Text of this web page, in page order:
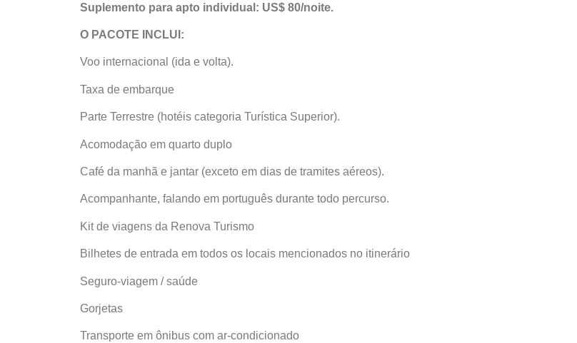
Suplemento para apto individual: US$ 80/noite.
O PACOTE INCLUI:
Voo internacional (ida e volta).
Taxa de embarque
Parte Terrestre (hotéis categoria Turística Superior).
Acomodação em quarto duplo
Café da manhã e jantar (exceto em dias de tramites aéreos).
Acompanhante, falando em português durante todo percurso.
Kit de viagens da Renova Turismo
Bilhetes de entrada em todos os locais mencionados no itinerário
Seguro-viagem / saúde
Gorjetas
Transporte em ônibus com ar-condicionado